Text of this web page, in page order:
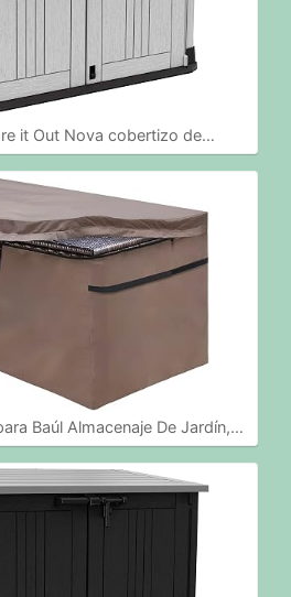
it Out Nova cobertizo de…
Baúl Almacenaje De Jardín,…